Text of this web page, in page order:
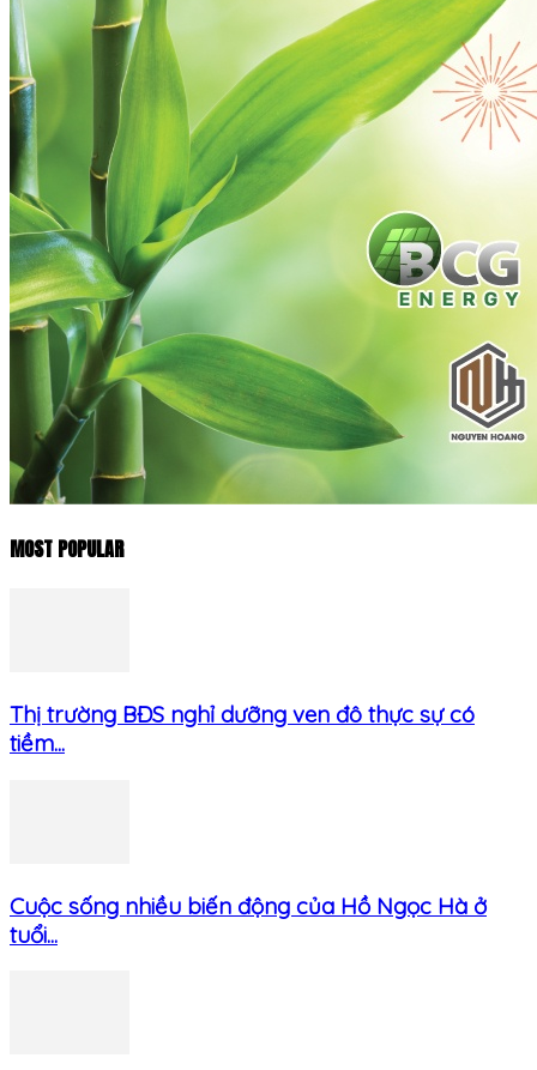
MOST POPULAR
Thị trường BĐS nghỉ dưỡng ven đô thực sự có
tiềm...
Cuộc sống nhiều biến động của Hồ Ngọc Hà ở
tuổi...